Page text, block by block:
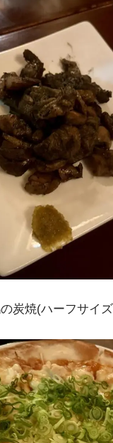
炭焼(ハーフサイ